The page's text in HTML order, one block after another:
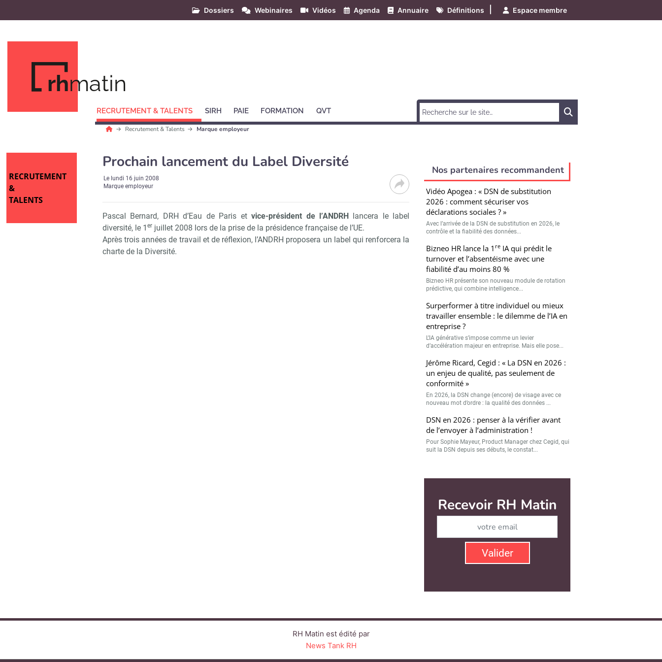
Dossiers Webinaires Vidéos Agenda Annuaire Définitions Espace membre
rhmatin
RECRUTEMENT & TALENTS SIRH PAIE FORMATION QVT
Recrutement & Talents Marque employeur
RECRUTEMENT
&
TALENTS
Prochain lancement du Label Diversité
Le lundi 16 juin 2008
Marque employeur
Pascal Bernard, DRH d’Eau de Paris etvice-président de l’ANDRH lancera le label
diversité, le 1 er juillet 2008 lors de la prise de la présidence française de l’UE.
Après trois années de travail et de réflexion, l’ANDRH proposera un label qui renforcera la
charte de la Diversité.
Nos partenaires recommandent
Vidéo Apogea : « DSN de substitution
2026 : comment sécuriser vos
déclarations sociales ? »
Avec l’arrivée de la DSN de substitution en 2026, le
contrôle et la fiabilité des données...
Bizneo HR lance la 1 reIA qui prédit le
turnover et l’absentéisme avec une
fiabilité d’au moins 80 %
Bizneo HR présente son nouveau module de rotation
prédictive, qui combine intelligence...
Surperformer à titre individuel ou mieux
travailler ensemble : le dilemme de l’IA en
entreprise ?
L’IA générative s’impose comme un levier
d’accélération majeur en entreprise. Mais elle pose...
Jérôme Ricard, Cegid : « La DSN en 2026 :
un enjeu de qualité, pas seulement de
conformité »
En 2026, la DSN change (encore) de visage avec ce
nouveau mot d’ordre : la qualité des données ...
DSN en 2026 : penser à la vérifier avant
de l’envoyer à l’administration !
Pour Sophie Mayeur, Product Manager chez Cegid, qui
suit la DSN depuis ses débuts, le constat...
Recevoir RH Matin
Valider
RH Matin est édité par
News Tank RH